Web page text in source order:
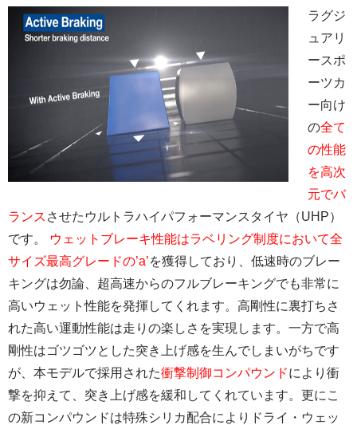
ラグジ
ュアリ
ースポ
ーツカ
ー向け
の全て
の性能
を高次
元でバ
ランス させたウルトラハイパフォーマンスタイヤ（UHP）
です。
ウェットブレーキ性能はラベリング制度において全
サイズ最高グレードの’a’を獲得しており、低速時のブレー
キングは勿論、超高速からのフルブレーキングでも非常に
高いウェット性能を発揮してくれます。高剛性に裏打ちさ
れた高い運動性能は走りの楽しさを実現します。一方で高
剛性はゴツゴツとした突き上げ感を生んでしまいがちです
が、本モデルで採用された衝撃制御コンパウンドにより衝
撃を抑えて、突き上げ感を緩和してくれています。更にこ
の新コンパウンドは特殊シリカ配合によりドライ・ウェッ